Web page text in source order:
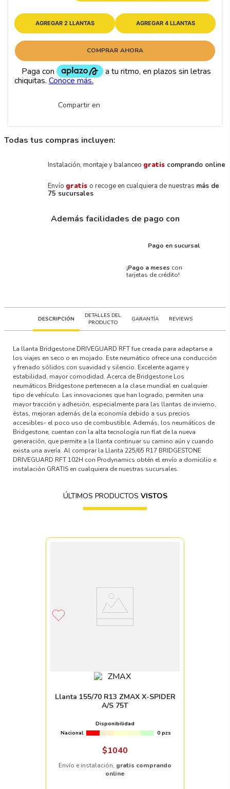
AGREGAR 2 LLANTAS AGREGAR 4 LLANTAS
COMPRAR AHORA
Compartir en
Todas tus compras incluyen:
Instalación, montaje y balanceo gratis comprando online
Envío gratis o recoge en cualquiera de nuestras más de
75 sucursales
Además facilidades de pago con
Pago en sucursal
¡Pago a meses con
tarjetas de crédito!
DESCRIPCIÓN
DETALLES DEL
PRODUCTO
GARANTÍA REVIEWS
La llanta Bridgestone DRIVEGUARD RFT fue creada para adaptarse a
los viajes en seco o en mojado. Este neumático ofrece una conducción
y frenado sólidos con suavidad y silencio. Excelente agarre y
estabilidad, mayor comodidad. Acerca de Bridgestone Los
neumáticos Bridgestone pertenecen a la clase mundial en cualquier
tipo de vehículo. Las innovaciones que han logrado, permiten una
mayor tracción y adhesión, especialmente para las llantas de invierno,
éstas, mejoran además de la economía debido a sus precios
accesibles- el poco uso de combustible. Además, los neumáticos de
Bridgestone, cuentan con la alta tecnología run flat de la nueva
generación, que permite a la llanta continuar su camino aún y cuando
exista una avería. Al comprar la Llanta 225/65 R17 BRIDGESTONE
DRIVEGUARD RFT 102H con Prodynamics obtén el envío a domicilio e
instalación GRATIS en cualquiera de nuestras sucursales.
ÚLTIMOS PRODUCTOS VISTOS
Llanta 155/70 R13 ZMAX X-SPIDER
A/S 75T
Disponibilidad
Nacional
0 pzs
$1040
Envío e instalación, gratis comprando
online